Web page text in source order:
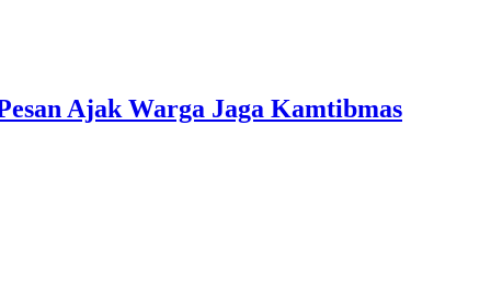
Ajak Warga Jaga Kamtibmas